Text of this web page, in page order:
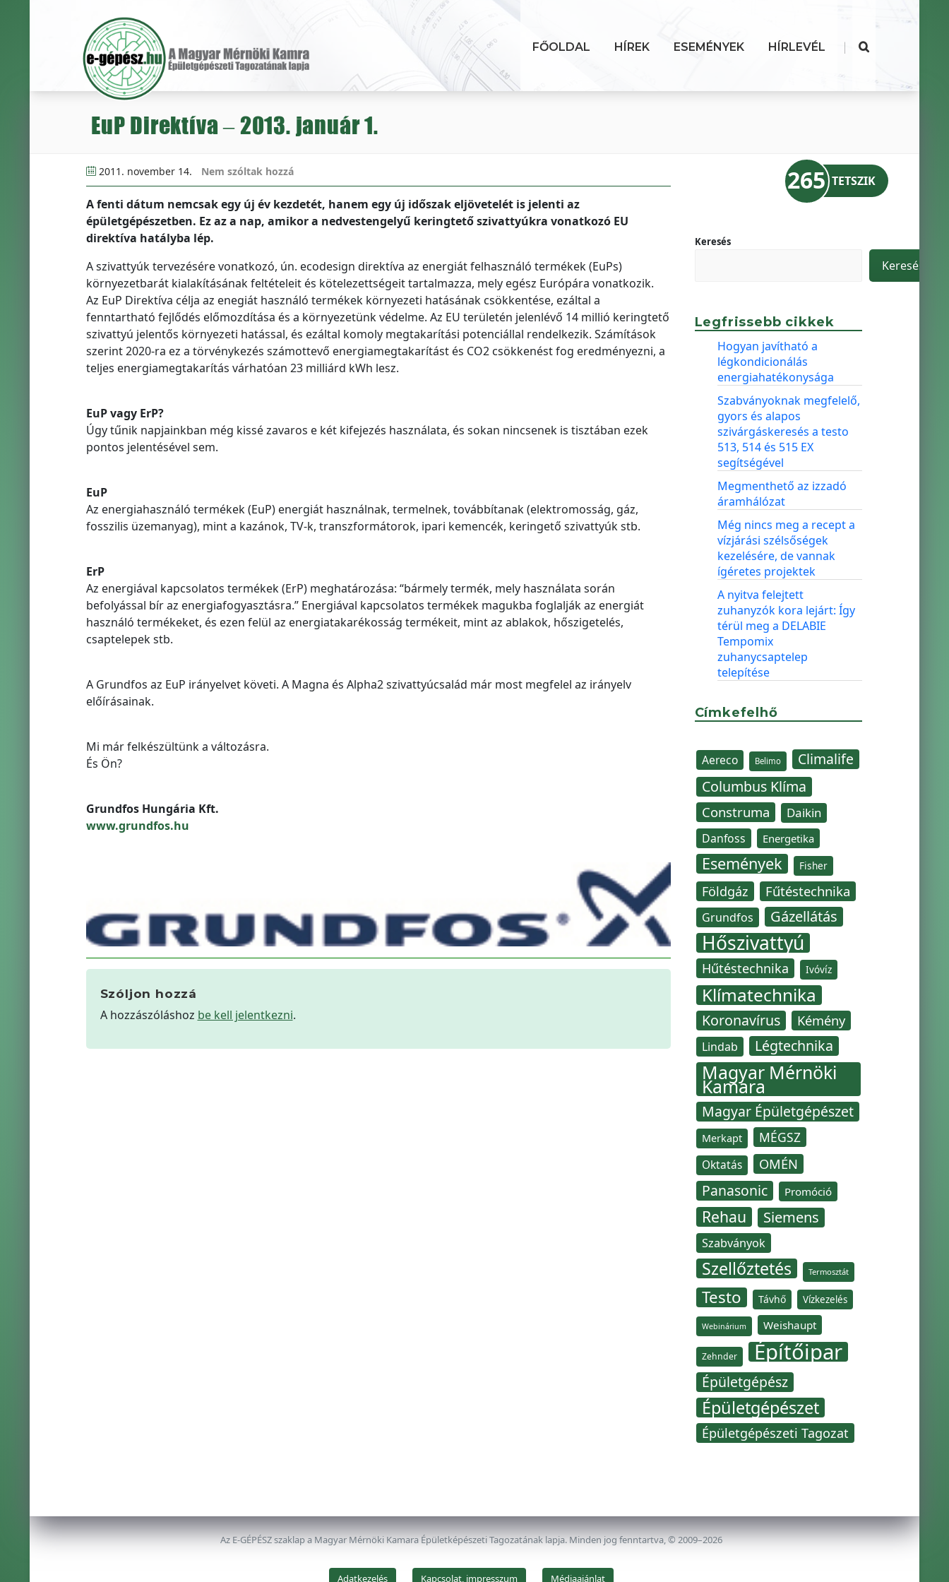
FŐOLDAL HÍREK ESEMÉNYEK HÍRLEVÉL |
EuP Direktíva – 2013. január 1.
2011. november 14. Nem szóltak hozzá
A fenti dátum nemcsak egy új év kezdetét, hanem egy új időszak eljövetelét is jelenti az
épületgépészetben. Ez az a nap, amikor a nedvestengelyű keringtető szivattyúkra vonatkozó EU
direktíva hatályba lép.
A szivattyúk tervezésére vonatkozó, ún. ecodesign direktíva az energiát felhasználó termékek (EuPs)
környezetbarát kialakításának feltételeit és kötelezettségeit tartalmazza, mely egész Európára vonatkozik.
Az EuP Direktíva célja az enegiát használó termékek környezeti hatásának csökkentése, ezáltal a
fenntartható fejlődés előmozdítása és a környezetünk védelme. Az EU területén jelenlévő 14 millió keringtető
szivattyú jelentős környezeti hatással, és ezáltal komoly megtakarítási potenciállal rendelkezik. Számítások
szerint 2020-ra ez a törvénykezés számottevő energiamegtakarítást és CO2 csökkenést fog eredményezni, a
teljes energiamegtakarítás várhatóan 23 milliárd kWh lesz.
EuP vagy ErP?
Úgy tűnik napjainkban még kissé zavaros e két kifejezés használata, és sokan nincsenek is tisztában ezek
pontos jelentésével sem.
EuP
Az energiahasználó termékek (EuP) energiát használnak, termelnek, továbbítanak (elektromosság, gáz,
fosszilis üzemanyag), mint a kazánok, TV-k, transzformátorok, ipari kemencék, keringető szivattyúk stb.
ErP
Az energiával kapcsolatos termékek (ErP) meghatározása: “bármely termék, mely használata során
befolyással bír az energiafogyasztásra.” Energiával kapcsolatos termékek magukba foglalják az energiát
használó termékeket, és ezen felül az energiatakarékosság termékeit, mint az ablakok, hőszigetelés,
csaptelepek stb.
A Grundfos az EuP irányelvet követi. A Magna és Alpha2 szivattyúcsalád már most megfelel az irányelv
előírásainak.
Mi már felkészültünk a változásra.
És Ön?
Grundfos Hungária Kft.
www.grundfos.hu
Szóljon hozzá
A hozzászóláshoz be kell jelentkezni.
265 TETSZIK
Keresés
Keresés
Legfrissebb cikkek
Hogyan javítható a
légkondicionálás
energiahatékonysága
Szabványoknak megfelelő,
gyors és alapos
szivárgáskeresés a testo
513, 514 és 515 EX
segítségével
Megmenthető az izzadó
áramhálózat
Még nincs meg a recept a
vízjárási szélsőségek
kezelésére, de vannak
ígéretes projektek
A nyitva felejtett
zuhanyzók kora lejárt: Így
térül meg a DELABIE
Tempomix
zuhanycsaptelep
telepítése
Címkefelhő
Aereco Belimo
Climalife
Columbus Klíma
Construma Daikin
Danfoss Energetika
Események Fisher
Földgáz Fűtéstechnika
Grundfos Gázellátás
Hőszivattyú
Hűtéstechnika Ivóvíz
Klímatechnika
Koronavírus Kémény
Lindab Légtechnika
Magyar Mérnöki
Kamara
Magyar Épületgépészet
Merkapt MÉGSZ
Oktatás OMÉN
Panasonic Promóció
Rehau Siemens
Szabványok
Szellőztetés Termosztát
Testo Távhő Vízkezelés
Webinárium Weishaupt
Zehnder Építőipar
Épületgépész
Épületgépészet
Épületgépészeti Tagozat
Az E-GÉPÉSZ szaklap a Magyar Mérnöki Kamara Épületképészeti Tagozatának lapja. Minden jog fenntartva, © 2009–2026
Adatkezelés Kapcsolat, impresszum Médiaajánlat